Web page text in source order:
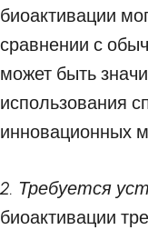
биоактивации
сравнении с
может быть
использования
инновационных
2. Требуется
биоактивации